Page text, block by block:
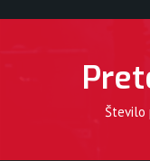
Število